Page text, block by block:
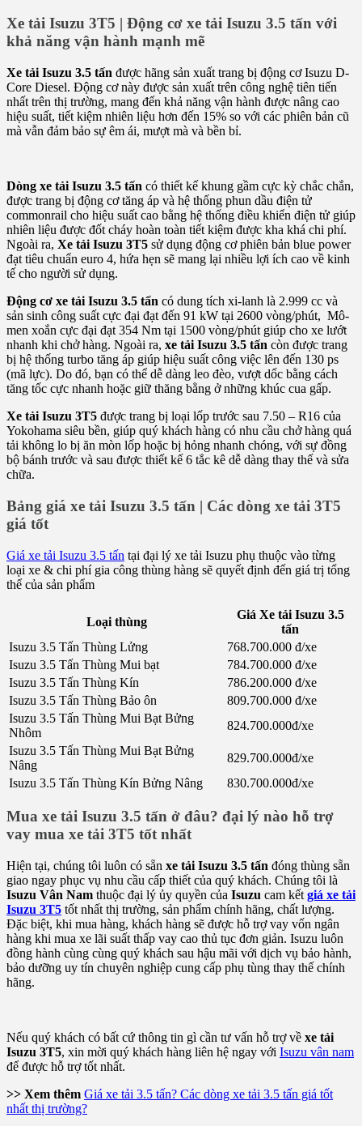
Xe tải Isuzu 3T5 | Động cơ xe tải Isuzu 3.5 tấn với
khả năng vận hành mạnh mẽ
Xe tải Isuzu 3.5 tấn được hãng sản xuất trang bị động cơ Isuzu D-
Core Diesel. Động cơ này được sản xuất trên công nghệ tiên tiến
nhất trên thị trường, mang đến khả năng vận hành được nâng cao
hiệu suất, tiết kiệm nhiên liệu hơn đến 15% so với các phiên bản cũ
mà vẫn đảm bảo sự êm ái, mượt mà và bền bỉ.
Dòng xe tải Isuzu 3.5 tấn có thiết kế khung gầm cực kỳ chắc chắn,
được trang bị động cơ tăng áp và hệ thống phun dầu điện tử
commonrail cho hiệu suất cao bằng hệ thống điều khiển điện tử giúp
nhiên liệu được đốt cháy hoàn toàn tiết kiệm được kha khá chi phí.
Ngoài ra, Xe tải Isuzu 3T5 sử dụng động cơ phiên bản blue power
đạt tiêu chuẩn euro 4, hứa hẹn sẽ mang lại nhiều lợi ích cao về kinh
tế cho người sử dụng.
Động cơ xe tải Isuzu 3.5 tấn có dung tích xi-lanh là 2.999 cc và
sản sinh công suất cực đại đạt đến 91 kW tại 2600 vòng/phút, Mô-
men xoắn cực đại đạt 354 Nm tại 1500 vòng/phút giúp cho xe lướt
nhanh khi chở hàng. Ngoài ra, xe tải Isuzu 3.5 tấn còn được trang
bị hệ thống turbo tăng áp giúp hiệu suất công việc lên đến 130 ps
(mã lực). Do đó, bạn có thể dễ dàng leo đèo, vượt dốc bằng cách
tăng tốc cực nhanh hoặc giữ thăng bằng ở những khúc cua gấp.
Xe tải Isuzu 3T5 được trang bị loại lốp trước sau 7.50 – R16 của
Yokohama siêu bền, giúp quý khách hàng có nhu cầu chở hàng quá
tải không lo bị ăn mòn lốp hoặc bị hỏng nhanh chóng, với sự đồng
bộ bánh trước và sau được thiết kế 6 tắc kê dễ dàng thay thế và sửa
chữa.
Bảng giá xe tải Isuzu 3.5 tấn | Các dòng xe tải 3T5
giá tốt
Giá xe tải Isuzu 3.5 tấn tại đại lý xe tải Isuzu phụ thuộc vào từng
loại xe & chi phí gia công thùng hàng sẽ quyết định đến giá trị tổng
thể của sản phẩm
Loại thùng
Giá Xe tải Isuzu 3.5
tấn
Isuzu 3.5 Tấn Thùng Lửng
768.700.000 đ/xe
Isuzu 3.5 Tấn Thùng Mui bạt
784.700.000 đ/xe
Isuzu 3.5 Tấn Thùng Kín
786.200.000 đ/xe
Isuzu 3.5 Tấn Thùng Bảo ôn
809.700.000 đ/xe
Isuzu 3.5 Tấn Thùng Mui Bạt Bửng
Nhôm
824.700.000đ/xe
Isuzu 3.5 Tấn Thùng Mui Bạt Bửng
Nâng
829.700.000đ/xe
Isuzu 3.5 Tấn Thùng Kín Bửng Nâng
830.700.000đ/xe
Mua xe tải Isuzu 3.5 tấn ở đâu? đại lý nào hỗ trợ
vay mua xe tải 3T5 tốt nhất
Hiện tại, chúng tôi luôn có sẵn xe tải Isuzu 3.5 tấn đóng thùng sẵn
giao ngay phục vụ nhu cầu cấp thiết của quý khách. Chúng tôi là
Isuzu Vân Nam thuộc đại lý ủy quyền của Isuzu cam kết giá xe tải
Isuzu 3T5 tốt nhất thị trường, sản phẩm chính hãng, chất lượng.
Đặc biệt, khi mua hàng, khách hàng sẽ được hỗ trợ vay vốn ngân
hàng khi mua xe lãi suất thấp vay cao thủ tục đơn giản. Isuzu luôn
đồng hành cùng cùng quý khách sau hậu mãi với dịch vụ bảo hành,
bảo dưỡng uy tín chuyên nghiệp cung cấp phụ tùng thay thế chính
hãng.
Nếu quý khách có bất cứ thông tin gì cần tư vấn hỗ trợ về xe tải
Isuzu 3T5, xin mời quý khách hàng liên hệ ngay với Isuzu vân nam
để được hỗ trợ tốt nhất.
>> Xem thêm Giá xe tải 3.5 tấn? Các dòng xe tải 3.5 tấn giá tốt
nhất thị trường?